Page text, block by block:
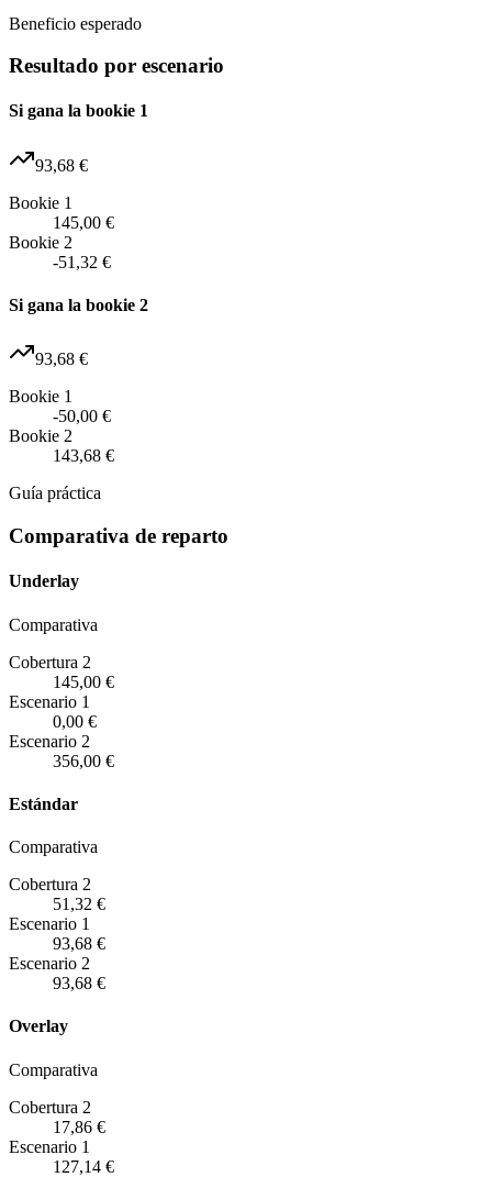
Beneficio esperado
Resultado por escenario
Si gana la bookie 1
93,68 €
Bookie 1
145,00 €
Bookie 2
-51,32 €
Si gana la bookie 2
93,68 €
Bookie 1
-50,00 €
Bookie 2
143,68 €
Guía práctica
Comparativa de reparto
Underlay
Comparativa
Cobertura 2
145,00 €
Escenario 1
0,00 €
Escenario 2
356,00 €
Estándar
Comparativa
Cobertura 2
51,32 €
Escenario 1
93,68 €
Escenario 2
93,68 €
Overlay
Comparativa
Cobertura 2
17,86 €
Escenario 1
127,14 €